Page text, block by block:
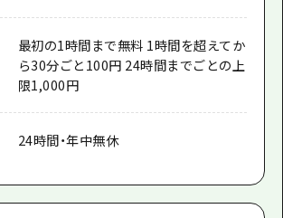
最初の1時間まで無料 1時間を超えてか
ら30分ごと100円 24時間までごとの上
限1,000円
24時間・年中無休